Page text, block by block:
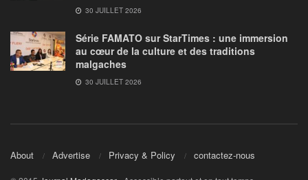
30 JUILLET 2026
Série FAMATO sur StarTimes : une immersion
au cœur de la culture et des traditions
malgaches
30 JUILLET 2026
About Advertise Privacy & Policy contactez-nous